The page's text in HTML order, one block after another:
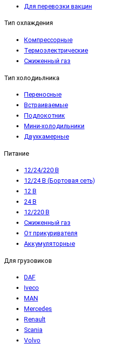
Для перевозки вакцин
Тип охлаждения
Компрессорные
Термоэлектрические
Сжиженный газ
Тип холодиьлника
Переносные
Встраиваемые
Подлокотник
Мини-холодильники
Двухкамерные
Питание
12/24/220 В
12/24 В (Бортовая сеть)
12 В
24 В
12/220 В
Сжиженный газ
От прикуривателя
Аккумуляторные
Для грузовиков
DAF
Iveco
MAN
Mercedes
Renault
Scania
Volvo